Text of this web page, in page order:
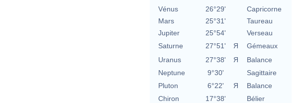
Vénus
26°29'
Capricorne
Mars
25°31'
Taureau
Jupiter
25°54'
Verseau
Saturne
27°51' Я
Gémeaux
Uranus
27°38' Я
Balance
Neptune
9°30'
Sagittaire
Pluton
6°22' Я
Balance
Chiron
17°38' Bélier